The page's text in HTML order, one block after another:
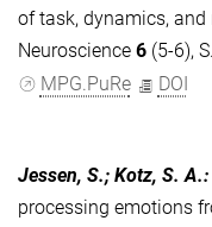
of task, dynamics,
Neuroscience 6 (5-6),
MPG.PuRe
DOI
Jessen, S.; Kotz, S. A.:
processing emotions